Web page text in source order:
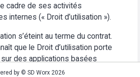
cadre de ses activités
internes (« Droit d’utilisation »).
s’éteint au terme du contrat.
que le Droit d’utilisation porte
des applications basées
(i) d’utiliser
by © SD Worx 2026